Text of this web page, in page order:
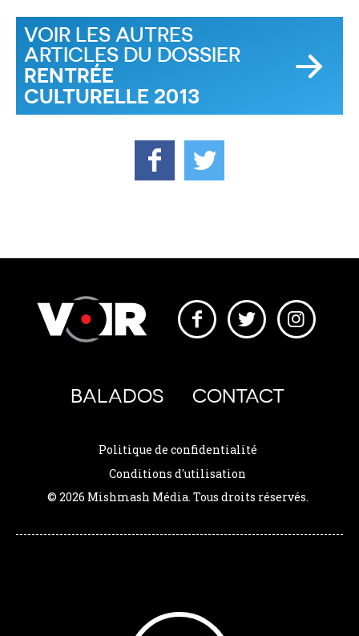
VOIR LES AUTRES
ARTICLES DU DOSSIER
RENTRÉE
CULTURELLE 2013
BALADOS CONTACT
Politique de confidentialité
Conditions d'utilisation
© 2026 Mishmash Média. Tous droits réservés.